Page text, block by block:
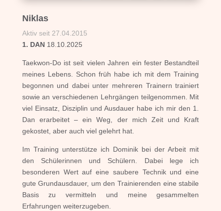
Niklas
Aktiv seit 27.04.2015
1. DAN18.10.2025
Taekwon-Do ist seit vielen Jahren ein fester Bestandteil
meines Lebens. Schon früh habe ich mit dem Training
begonnen und dabei unter mehreren Trainern trainiert
sowie an verschiedenen Lehrgängen teilgenommen. Mit
viel Einsatz, Disziplin und Ausdauer habe ich mir den 1.
Dan erarbeitet – ein Weg, der mich Zeit und Kraft
gekostet, aber auch viel gelehrt hat.
Im Training unterstütze ich Dominik bei der Arbeit mit
den Schülerinnen und Schülern. Dabei lege ich
besonderen Wert auf eine saubere Technik und eine
gute Grundausdauer, um den Trainierenden eine stabile
Basis zu vermitteln und meine gesammelten
Erfahrungen weiterzugeben.